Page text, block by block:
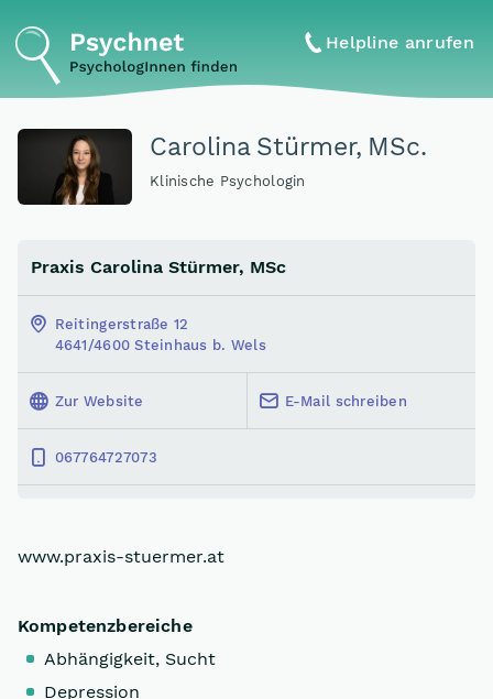
Helpline anrufen
Carolina Stürmer, MSc.
Klinische Psychologin
Praxis Carolina Stürmer, MSc
Reitingerstraße 12
4641/4600 Steinhaus b. Wels
Zur Website E-Mail schreiben
067764727073
www.praxis-stuermer.at
Kompetenzbereiche
Abhängigkeit, Sucht
Depression